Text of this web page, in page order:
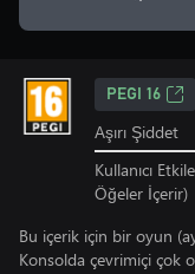
PEGI 16
Aşırı Şiddet
Kullanıcı
Öğeler İçerir)
Bu içerik için bir oyun
Konsolda çevrimiçi çok